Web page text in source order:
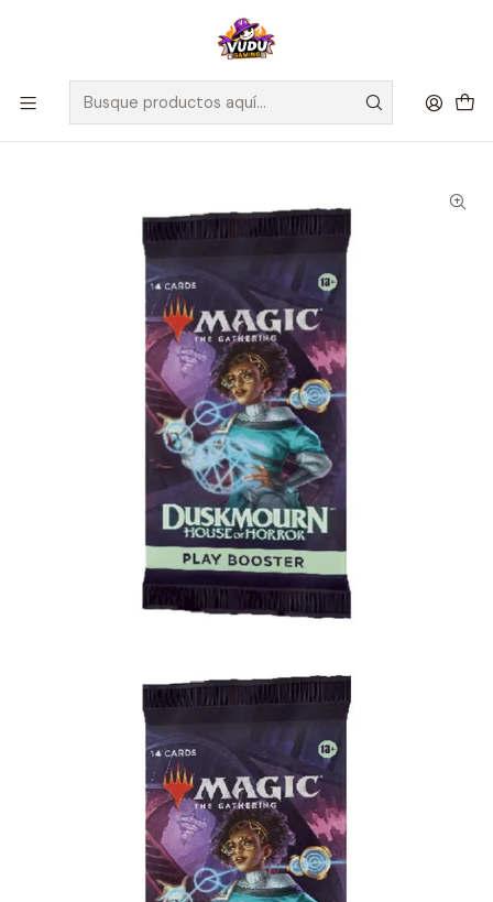
🚀 ¡Despachamos a todo Chile! Envío GRATIS a Regiones sobre
$100.000 y a RM sobre $35.000
Inicio Juegos de Cartas TCG
Magic The Gathering
Sellados Magic The Gathering
Magic Duskmourn: House of Horrors – Play Booster Inglés